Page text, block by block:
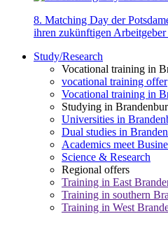
8. Matching Day der
ihren zukünftigen Arbeitgeber
Study/Research
Vocational training in
vocational training offer
Vocational training in
Studying in
Universities in
Dual studies in
Academics meet
Science & Research
Regional offers
Training in East
Training in southern
Training in West